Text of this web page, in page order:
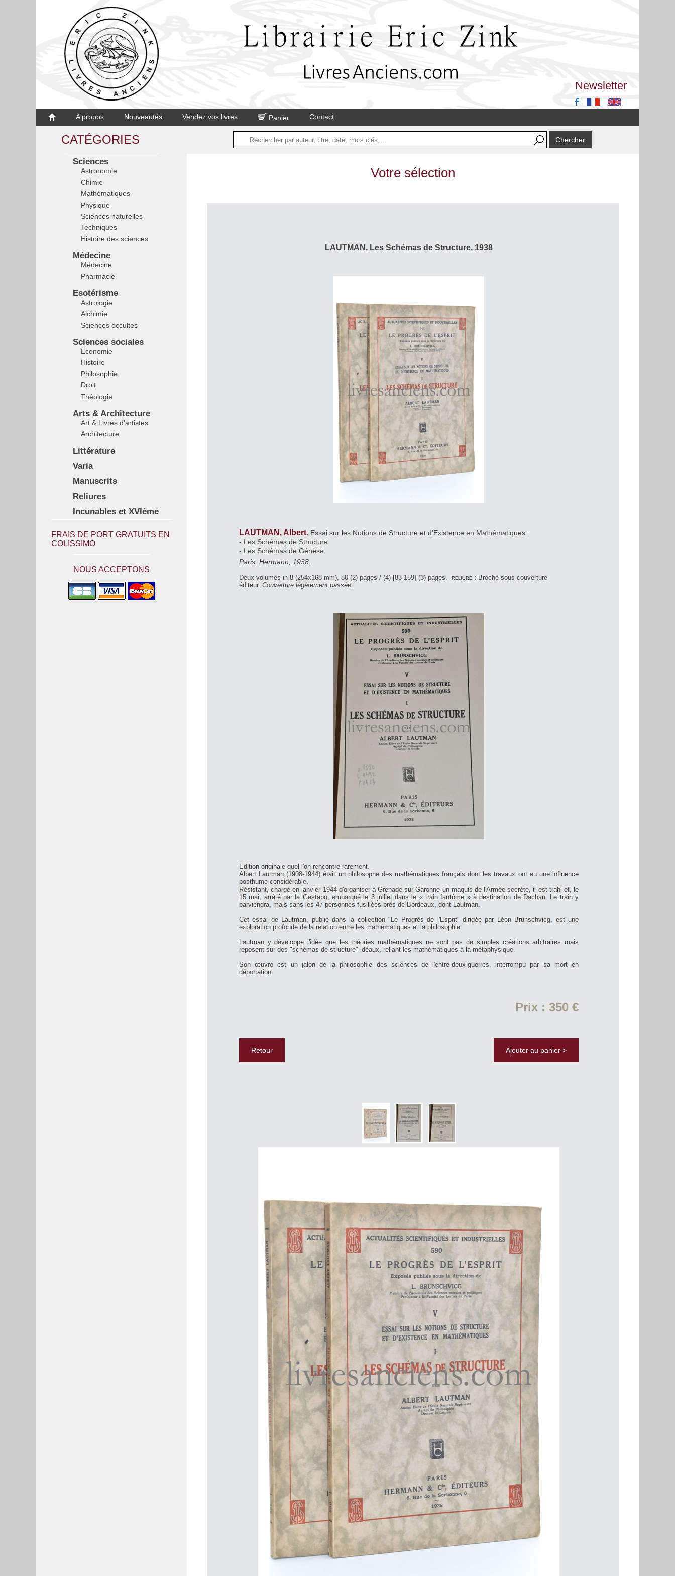
Newsletter
A propos Nouveautés Vendez vos livres Panier Contact
CATÉGORIES
Sciences
Astronomie
Chimie
Mathématiques
Physique
Sciences naturelles
Techniques
Histoire des sciences
Médecine
Médecine
Pharmacie
Esotérisme
Astrologie
Alchimie
Sciences occultes
Sciences sociales
Economie
Histoire
Philosophie
Droit
Théologie
Arts & Architecture
Art & Livres d'artistes
Architecture
Littérature
Varia
Manuscrits
Reliures
Incunables et XVIème
FRAIS DE PORT GRATUITS EN
COLISSIMO
NOUS ACCEPTONS
Votre sélection
LAUTMAN, Les Schémas de Structure, 1938
LAUTMAN, Albert. Essai sur les Notions de Structure et d'Existence en Mathématiques :
- Les Schémas de Structure.
- Les Schémas de Génèse.
Paris, Hermann, 1938.
Deux volumes in-8 (254x168 mm), 80-(2) pages / (4)-[83-159]-(3) pages. reliure : Broché sous couverture
éditeur. Couverture légèrement passée.
Edition originale quel l'on rencontre rarement.
Albert Lautman (1908-1944) était un philosophe des mathématiques français dont les travaux ont eu une influence
posthume considérable.
Résistant, chargé en janvier 1944 d'organiser à Grenade sur Garonne un maquis de l'Armée secrète, il est trahi et, le
15 mai, arrêté par la Gestapo, embarqué le 3 juillet dans le « train fantôme » à destination de Dachau. Le train y
parviendra, mais sans les 47 personnes fusillées près de Bordeaux, dont Lautman.
Cet essai de Lautman, publié dans la collection "Le Progrès de l'Esprit" dirigée par Léon Brunschvicg, est une
exploration profonde de la relation entre les mathématiques et la philosophie.
Lautman y développe l'idée que les théories mathématiques ne sont pas de simples créations arbitraires mais
reposent sur des "schémas de structure" idéaux, reliant les mathématiques à la métaphysique.
Son œuvre est un jalon de la philosophie des sciences de l'entre-deux-guerres, interrompu par sa mort en
déportation.
Prix : 350 €
Retour Ajouter au panier >